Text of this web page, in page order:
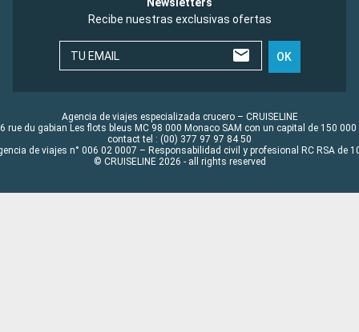
Recibe nuestras exclusivas ofertas
TU EMAIL OK
Agencia de viajes especializada crucero – CRUISELINE
rue du gabian Les flots bleus MC 98 000 Monaco SAM con un capital de 150 000
contact tel : (00) 377 97 97 84 50
de viajes n° 006 02 0007 – Responsabilidad civil y profesional RC RSA de
© CRUISELINE 2026 - all rights reserved